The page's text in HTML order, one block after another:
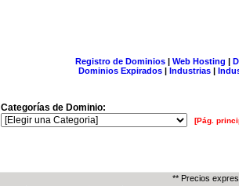
Registro de Dominios| Web Hosting |
Dominios Expirados | Industrias |
Categorías de Dominio:
[Pág.
** Precios